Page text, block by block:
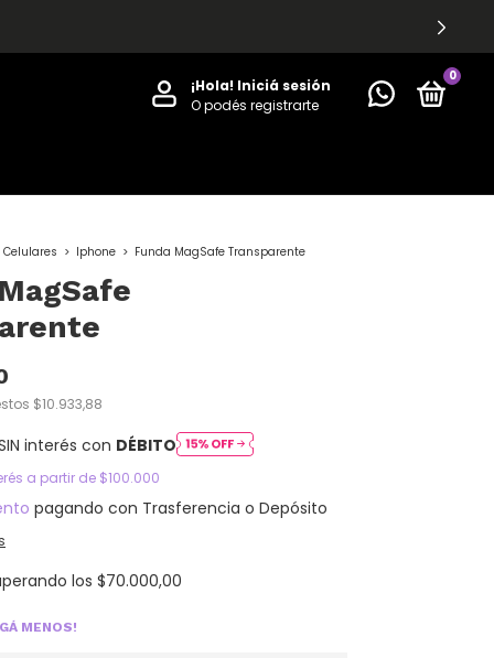
¡Hola! Iniciá sesión
O podés registrarte
0
Celulares > Iphone > Funda MagSafe Transparente
$10.933,88
interés con DÉBITO
pagando con Trasferencia o Depósito
los $70.000,00
MENOS!